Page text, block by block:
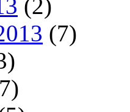
(2)
(7)